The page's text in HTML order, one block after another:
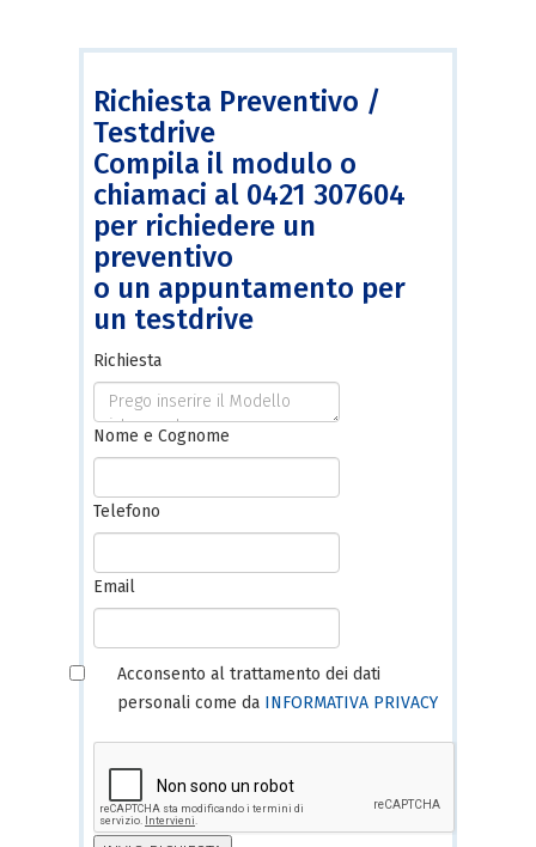
Richiesta Preventivo /
Testdrive
Compila il modulo o
chiamaci al 0421 307604
per richiedere un
preventivo
o un appuntamento per
un testdrive
Richiesta
Nome e Cognome
Telefono
Email
Acconsento al trattamento dei dati
personali come da INFORMATIVA PRIVACY